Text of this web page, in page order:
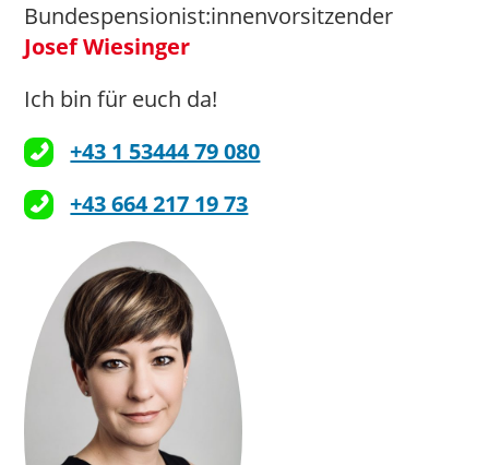
Bundespensionist:innenvorsitzender
Josef Wiesinger
Ich bin für euch da!
+43 1 53444 79 080
+43 664 217 19 73